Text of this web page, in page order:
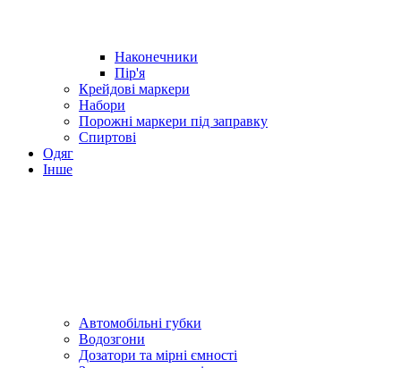
Наконечники
Пір'я
Крейдові маркери
Набори
Порожні маркери під заправку
Спиртові
Одяг
Інше
Автомобільні губки
Водозгони
Дозатори та мірні ємності